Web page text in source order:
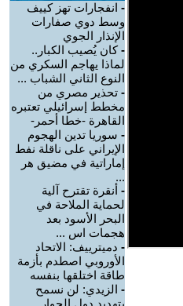
- انفجارات تهز كييف
وسط دوي صفارات
الإنذار الجوي
-كان يُصيب الكبار..
لماذا يهاجم السكري من
النوع الثاني الشباب ...
- تحذير مصري من
مخطط إسرائيلي تعتبره
القاهرة -خطا أحمر-
- سوريا تدين الهجوم
الإيراني على ناقلة نفط
إماراتية في مضيق هر
...
- أنقرة تقترح آلية
لحماية الملاحة في
البحر الأسود بعد
هجمات اس ...
- دميترييف: الاتحاد
الأوروبي اصطدم بأزمة
طاقة اختلقها بنفسه
- الزيدي: لن نسمح
بتهديد دول الجوار